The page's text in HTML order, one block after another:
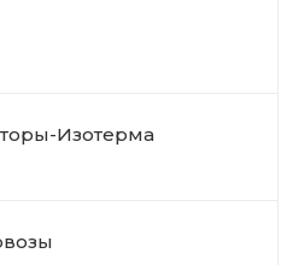
Изотерма